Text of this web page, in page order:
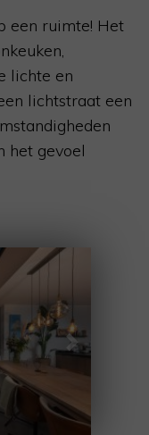
een ruimte! Het
lichte en
lichtstraat een
het gevoel
Next